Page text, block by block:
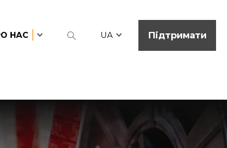
НАС UA Підтримати